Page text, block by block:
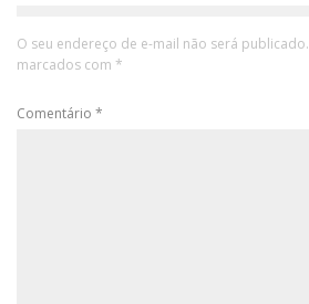
O seu endereço de e-mail não será publicado.
marcados com *
Comentário *